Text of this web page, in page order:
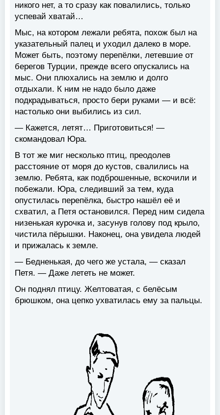
никого нет, а то сразу как повалились, только
успевай хватай…
Мыс, на котором лежали ребята, похож был на
указательный палец и уходил далеко в море.
Может быть, поэтому перепёлки, летевшие от
берегов Турции, прежде всего опускались на
мыс. Они плюхались на землю и долго
отдыхали. К ним не надо было даже
подкрадываться, просто бери руками — и всё:
настолько они выбились из сил.
— Кажется, летят… Приготовиться! —
скомандовал Юра.
В тот же миг несколько птиц, преодолев
расстояние от моря до кустов, свалились на
землю. Ребята, как подброшенные, вскочили и
побежали. Юра, следивший за тем, куда
опустилась перепёлка, быстро нашёл её и
схватил, а Петя остановился. Перед ним сидела
низенькая курочка и, засунув голову под крыло,
чистила пёрышки. Наконец, она увидела людей
и прижалась к земле.
— Бедненькая, до чего же устала, — сказал
Петя. — Даже лететь не может.
Он поднял птицу. Желтоватая, с белёсым
брюшком, она цепко ухватилась ему за пальцы.